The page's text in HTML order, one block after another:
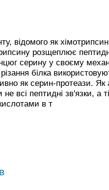
відомого як
розщеплює
серину у своєму
білка
як серин-протеази. Як
всі пептидні зв'язки, а
в т